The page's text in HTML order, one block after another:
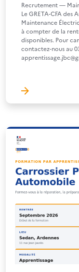
Recrutement —
Le GRETA-CFA
Maintenance
à compter de la
disponibles. Pour
contactez-nous au